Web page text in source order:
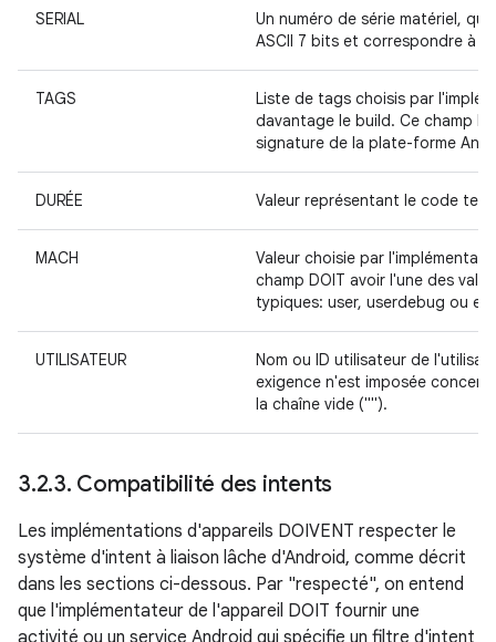
SERIAL
Un numéro de série matériel,
ASCII 7 bits et correspondre à
TAGS
Liste de tags choisis par
davantage le build. Ce champ
signature de la plate-forme
DURÉE Valeur représentant le code
MACH
Valeur choisie par
champ DOIT avoir l'une des
typiques: user, userdebug ou
UTILISATEUR
Nom ou ID utilisateur de
exigence n'est imposée
la chaîne vide ("").
3.2.3. Compatibilité des intents
Les implémentations d'appareils DOIVENT respecter le
système d'intent à liaison lâche d'Android, comme décrit
dans les sections ci-dessous. Par "respecté", on entend
que l'implémentateur de l'appareil DOIT fournir une
activité ou un service Android qui spécifie un filtre d'intent